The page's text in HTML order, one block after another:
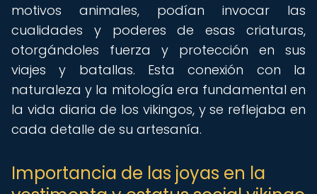
motivos animales, podían invocar las
cualidades y poderes de esas criaturas,
otorgándoles fuerza y protección en sus
viajes y batallas. Esta conexión con la
naturaleza y la mitología era fundamental en
la vida diaria de los vikingos, y se reflejaba en
cada detalle de su artesanía.
Importancia de las joyas en la